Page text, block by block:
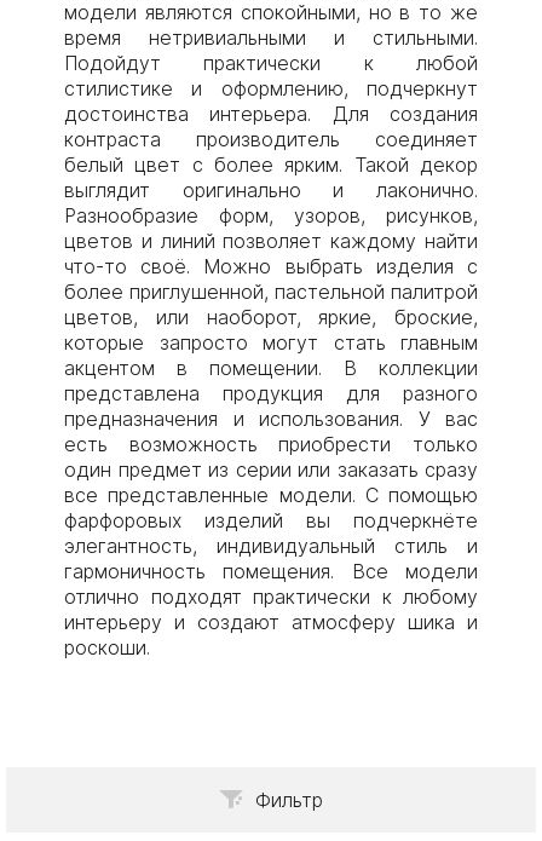
модели являются спокойными, но в то же
время нетривиальными и стильными.
Подойдут практически к любой
стилистике и оформлению, подчеркнут
достоинства интерьера. Для создания
контраста производитель соединяет
белый цвет с более ярким. Такой декор
выглядит оригинально и лаконично.
Разнообразие форм, узоров, рисунков,
цветов и линий позволяет каждому найти
что-то своё. Можно выбрать изделия с
более приглушенной, пастельной палитрой
цветов, или наоборот, яркие, броские,
которые запросто могут стать главным
акцентом в помещении. В коллекции
представлена продукция для разного
предназначения и использования. У вас
есть возможность приобрести только
один предмет из серии или заказать сразу
все представленные модели. С помощью
фарфоровых изделий вы подчеркнёте
элегантность, индивидуальный стиль и
гармоничность помещения. Все модели
отлично подходят практически к любому
интерьеру и создают атмосферу шика и
роскоши.
Фильтр